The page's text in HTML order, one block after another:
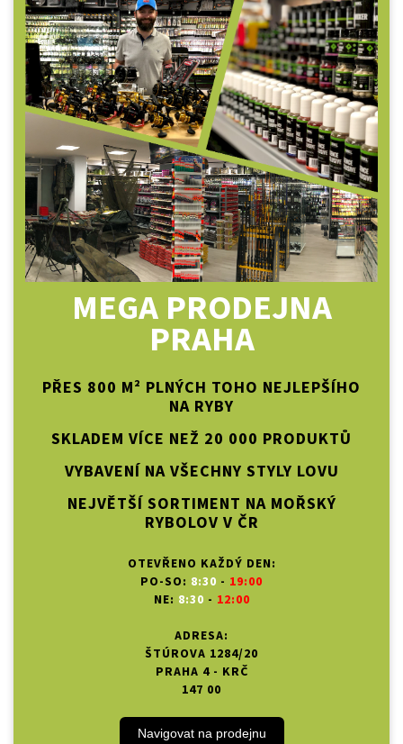
MEGA PRODEJNA
PRAHA
PŘES 800 M² PLNÝCH TOHO NEJLEPŠÍHO
NA RYBY
SKLADEM VÍCE NEŽ 20 000 PRODUKTŮ
VYBAVENÍ NA VŠECHNY STYLY LOVU
NEJVĚTŠÍ SORTIMENT NA MOŘSKÝ
RYBOLOV V ČR
OTEVŘENO KAŽDÝ DEN:
PO-SO: 8:30 - 19:00
NE: 8:30 - 12:00
ADRESA:
ŠTÚROVA 1284/20
PRAHA 4 - KRČ
147 00
Navigovat na prodejnu